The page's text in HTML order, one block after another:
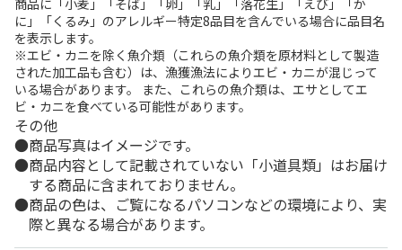
商品に「小麦」「そば」「卵」「乳」「落花生」「えび」「か
に」「くるみ」のアレルギー特定8品目を含んでいる場合に品目名
を表示します。
※エビ・カニを除く魚介類（これらの魚介類を原材料として製造
された加工品も含む）は、漁獲漁法によりエビ・カニが混じって
いる場合があります。 また、これらの魚介類は、エサとしてエ
ビ・カニを食べている可能性があります。
その他
商品写真はイメージです。
商品内容として記載されていない「小道具類」はお届け
する商品に含まれておりません。
商品の色は、ご覧になるパソコンなどの環境により、実
際と異なる場合があります。